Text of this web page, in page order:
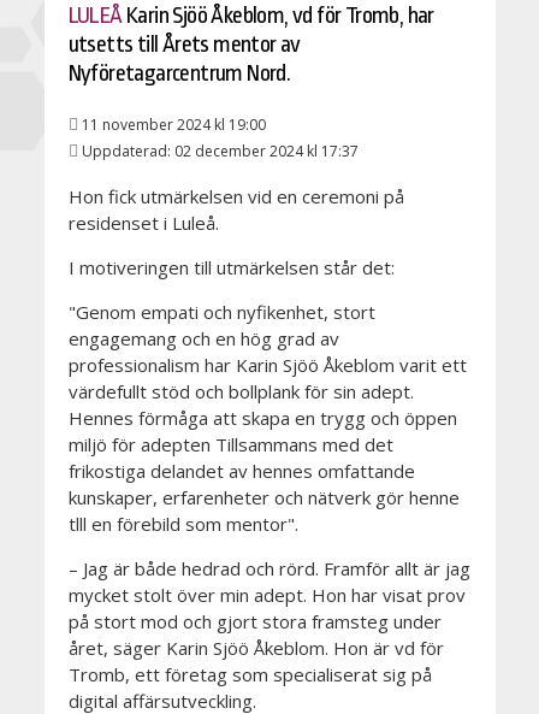
LULEÅ Karin Sjöö Åkeblom, vd för Tromb, har
utsetts till Årets mentor av
Nyföretagarcentrum Nord.
11 november 2024 kl 19:00
Uppdaterad: 02 december 2024 kl 17:37
Hon fick utmärkelsen vid en ceremoni på
residenset i Luleå.
I motiveringen till utmärkelsen står det:
"Genom empati och nyfikenhet, stort
engagemang och en hög grad av
professionalism har Karin Sjöö Åkeblom varit ett
värdefullt stöd och bollplank för sin adept.
Hennes förmåga att skapa en trygg och öppen
miljö för adepten Tillsammans med det
frikostiga delandet av hennes omfattande
kunskaper, erfarenheter och nätverk gör henne
tlll en förebild som mentor".
– Jag är både hedrad och rörd. Framför allt är jag
mycket stolt över min adept. Hon har visat prov
på stort mod och gjort stora framsteg under
året, säger Karin Sjöö Åkeblom. Hon är vd för
Tromb, ett företag som specialiserat sig på
digital affärsutveckling.